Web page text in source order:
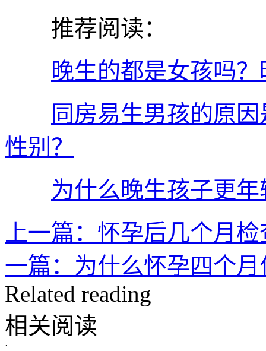
推荐阅读：
晚生的都是女孩吗
同房易生男孩的原
性别？
为什么晚生孩子更
上一篇：怀孕后几个月
一篇：为什么怀孕四个
Related reading
相关阅读
·